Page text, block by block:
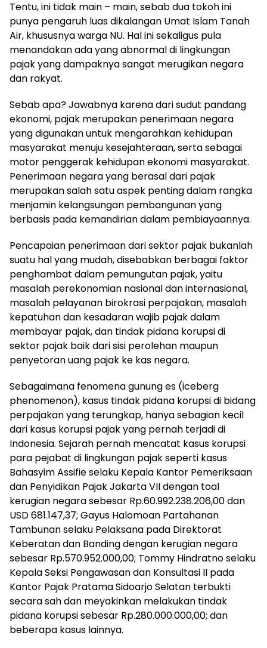
Tentu, ini tidak main – main, sebab dua tokoh ini
punya pengaruh luas dikalangan Umat Islam Tanah
Air, khususnya warga NU. Hal ini sekaligus pula
menandakan ada yang abnormal di lingkungan
pajak yang dampaknya sangat merugikan negara
dan rakyat.
Sebab apa? Jawabnya karena dari sudut pandang
ekonomi, pajak merupakan penerimaan negara
yang digunakan untuk mengarahkan kehidupan
masyarakat menuju kesejahteraan, serta sebagai
motor penggerak kehidupan ekonomi masyarakat.
Penerimaan negara yang berasal dari pajak
merupakan salah satu aspek penting dalam rangka
menjamin kelangsungan pembangunan yang
berbasis pada kemandirian dalam pembiayaannya.
Pencapaian penerimaan dari sektor pajak bukanlah
suatu hal yang mudah, disebabkan berbagai faktor
penghambat dalam pemungutan pajak, yaitu
masalah perekonomian nasional dan internasional,
masalah pelayanan birokrasi perpajakan, masalah
kepatuhan dan kesadaran wajib pajak dalam
membayar pajak, dan tindak pidana korupsi di
sektor pajak baik dari sisi perolehan maupun
penyetoran uang pajak ke kas negara.
Sebagaimana fenomena gunung es (iceberg
phenomenon), kasus tindak pidana korupsi di bidang
perpajakan yang terungkap, hanya sebagian kecil
dari kasus korupsi pajak yang pernah terjadi di
Indonesia. Sejarah pernah mencatat kasus korupsi
para pejabat di lingkungan pajak seperti kasus
Bahasyim Assifie selaku Kepala Kantor Pemeriksaan
dan Penyidikan Pajak Jakarta VII dengan toal
kerugian negara sebesar Rp.60.992.238.206,00 dan
USD 681.147,37; Gayus Halomoan Partahanan
Tambunan selaku Pelaksana pada Direktorat
Keberatan dan Banding dengan kerugian negara
sebesar Rp.570.952.000,00; Tommy Hindratno selaku
Kepala Seksi Pengawasan dan Konsultasi II pada
Kantor Pajak Pratama Sidoarjo Selatan terbukti
secara sah dan meyakinkan melakukan tindak
pidana korupsi sebesar Rp.280.000.000,00; dan
beberapa kasus lainnya.